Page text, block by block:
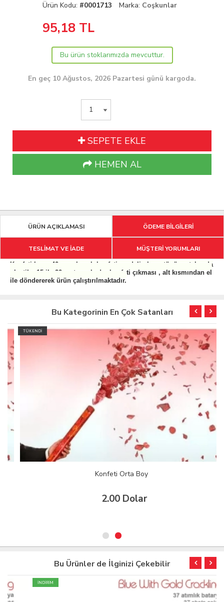
Ürün Kodu: #0001713 Marka: Coşkunlar
95,18TL
Bu ürün stoklarımızda mevcuttur.
En geç 10 Ağustos, 2026 Pazartesi günü kargoda.
SEPETE EKLE
HEMEN AL
ÜRÜN AÇIKLAMASI ÖDEME BİLGİLERİ
TESLİMAT VE İADE MÜŞTERİ YORUMLARI
Konfeti boyu 40 cm , havalı konfeti modeli , hava tüpü metal yada
plastik , 15 ila 20 metreye kadar konfeti çıkması , alt kısmından el
ile döndererek ürün çalıştırılmaktadır.
Bu Kategorinin En Çok Satanları
TÜKENDİ
Konfeti Orta Boy
2.00 Dolar
Bu Ürünler de İlginizi Çekebilir
İNDİRİM